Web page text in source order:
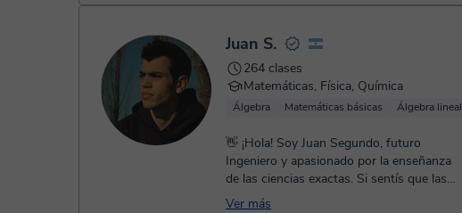
Juan S.
264 clases
Matemáticas, Física, Química
Álgebra Matemáticas básicas Álgebra lineal
👋 ¡Hola! Soy Juan Segundo, futuro
Ingeniero y apasionado por la enseñanza
de las ciencias exactas. Si sentís que las
matemáticas, la física o la quí...
Ver más